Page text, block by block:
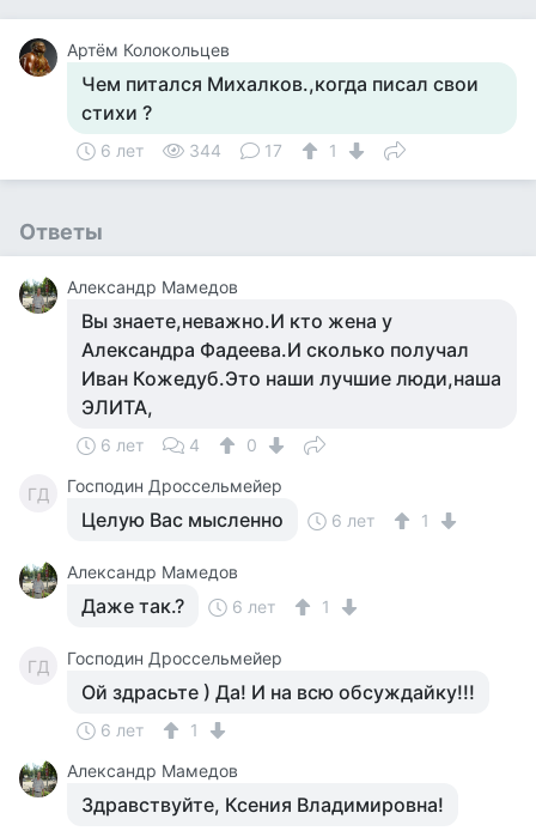
Артём Колокольцев
Чем питался Михалков.,когда писал свои
стихи ?
6 лет 344 17 1
Ответы
Александр Мамедов
Вы знаете,неважно.И кто жена у
Александра Фадеева.И сколько получал
Иван Кожедуб.Это наши лучшие люди,наша
ЭЛИТА,
6 лет 4 0
ГД Господин Дроссельмейер
Целую Вас мысленно 6 лет 1
Александр Мамедов
Даже так.? 6 лет 1
ГД Господин Дроссельмейер
Ой здрасьте ) Да! И на всю обсуждайку!!!
6 лет
1
Александр Мамедов
Здравствуйте, Ксения Владимировна!